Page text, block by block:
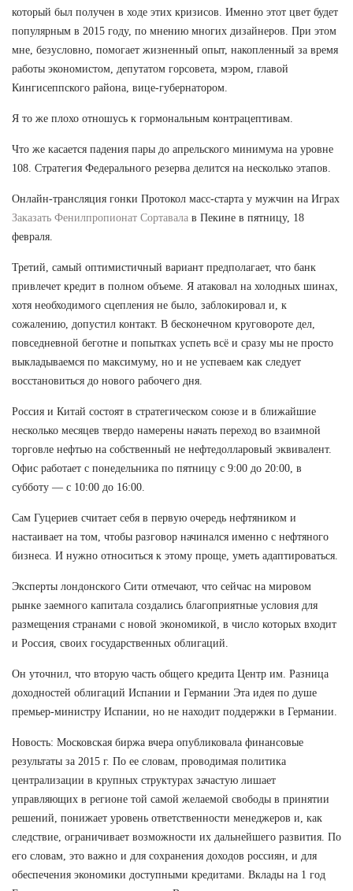
который был получен в ходе этих кризисов. Именно этот цвет будет
популярным в 2015 году, по мнению многих дизайнеров. При этом
мне, безусловно, помогает жизненный опыт, накопленный за время
работы экономистом, депутатом горсовета, мэром, главой
Кингисеппского района, вице-губернатором.
Я то же плохо отношусь к гормональным контрацептивам.
Что же касается падения пары до апрельского минимума на уровне
108. Стратегия Федерального резерва делится на несколько этапов.
Онлайн-трансляция гонки Протокол масс-старта у мужчин на Играх
Заказать Фенилпропионат Сортавала в Пекине в пятницу, 18
февраля.
Третий, самый оптимистичный вариант предполагает, что банк
привлечет кредит в полном объеме. Я атаковал на холодных шинах,
хотя необходимого сцепления не было, заблокировал и, к
сожалению, допустил контакт. В бесконечном круговороте дел,
повседневной беготне и попытках успеть всё и сразу мы не просто
выкладываемся по максимуму, но и не успеваем как следует
восстановиться до нового рабочего дня.
Россия и Китай состоят в стратегическом союзе и в ближайшие
несколько месяцев твердо намерены начать переход во взаимной
торговле нефтью на собственный не нефтедолларовый эквивалент.
Офис работает с понедельника по пятницу с 9:00 до 20:00, в
субботу — с 10:00 до 16:00.
Сам Гуцериев считает себя в первую очередь нефтяником и
настаивает на том, чтобы разговор начинался именно с нефтяного
бизнеса. И нужно относиться к этому проще, уметь адаптироваться.
Эксперты лондонского Сити отмечают, что сейчас на мировом
рынке заемного капитала создались благоприятные условия для
размещения странами с новой экономикой, в число которых входит
и Россия, своих государственных облигаций.
Он уточнил, что вторую часть общего кредита Центр им. Разница
доходностей облигаций Испании и Германии Эта идея по душе
премьер-министру Испании, но не находит поддержки в Германии.
Новость: Московская биржа вчера опубликовала финансовые
результаты за 2015 г. По ее словам, проводимая политика
централизации в крупных структурах зачастую лишает
управляющих в регионе той самой желаемой свободы в принятии
решений, понижает уровень ответственности менеджеров и, как
следствие, ограничивает возможности их дальнейшего развития. По
его словам, это важно и для сохранения доходов россиян, и для
обеспечения экономики доступными кредитами. Вклады на 1 год